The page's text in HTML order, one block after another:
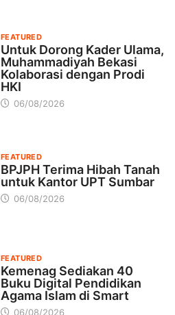
FEATURED
Untuk Dorong Kader Ulama,
Muhammadiyah Bekasi
Kolaborasi dengan Prodi
HKI
06/08/2026
FEATURED
BPJPH Terima Hibah Tanah
untuk Kantor UPT Sumbar
06/08/2026
FEATURED
Kemenag Sediakan 40
Buku Digital Pendidikan
Agama Islam di Smart
06/08/2026